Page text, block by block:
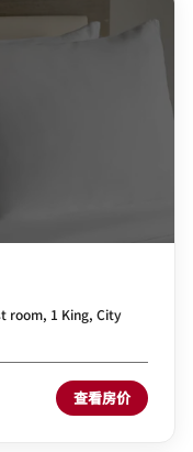
room, 1 King, City
查看房价